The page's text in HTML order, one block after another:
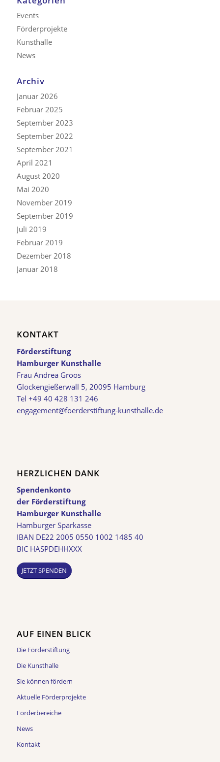
Events
Förderprojekte
Kunsthalle
News
Archiv
Januar 2026
Februar 2025
September 2023
September 2022
September 2021
April 2021
August 2020
Mai 2020
November 2019
September 2019
Juli 2019
Februar 2019
Dezember 2018
Januar 2018
KONTAKT
Förderstiftung
Hamburger Kunsthalle
Frau Andrea Groos
Glockengießerwall 5, 20095 Hamburg
Tel +49 40 428 131 246
engagement@foerderstiftung-kunsthalle.de
HERZLICHEN DANK
Spendenkonto
der Förderstiftung
Hamburger Kunsthalle
Hamburger Sparkasse
IBAN DE22 2005 0550 1002 1485 40
BIC HASPDEHHXXX
JETZT SPENDEN
AUF EINEN BLICK
Die Förderstiftung
Die Kunsthalle
Sie können fördern
Aktuelle Förderprojekte
Förderbereiche
News
Kontakt